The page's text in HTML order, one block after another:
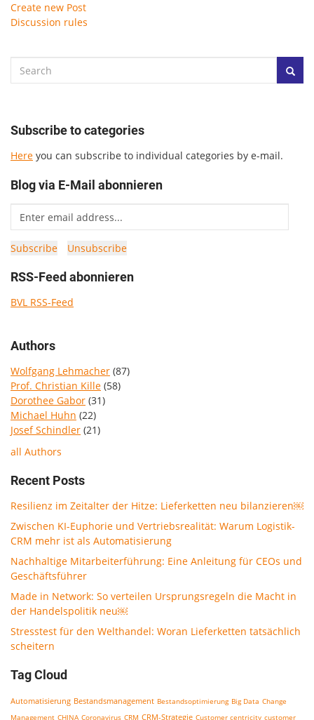
Create new Post
Discussion rules
Subscribe to categories
Here you can subscribe to individual categories by e-mail.
Blog via E-Mail abonnieren
RSS-Feed abonnieren
BVL RSS-Feed
Authors
Wolfgang Lehmacher (87)
Prof. Christian Kille (58)
Dorothee Gabor (31)
Michael Huhn (22)
Josef Schindler (21)
all Authors
Recent Posts
Resilienz im Zeitalter der Hitze: Lieferketten neu bilanzieren￼
Zwischen KI-Euphorie und Vertriebsrealität: Warum Logistik-
CRM mehr ist als Automatisierung
Nachhaltige Mitarbeiterführung: Eine Anleitung für CEOs und
Geschäftsführer
Made in Network: So verteilen Ursprungsregeln die Macht in
der Handelspolitik neu￼
Stresstest für den Welthandel: Woran Lieferketten tatsächlich
scheitern
Tag Cloud
Automatisierung Bestandsmanagement Bestandsoptimierung Big Data Change
Management CHINA Coronavirus CRM CRM-Strategie Customer centricity customer